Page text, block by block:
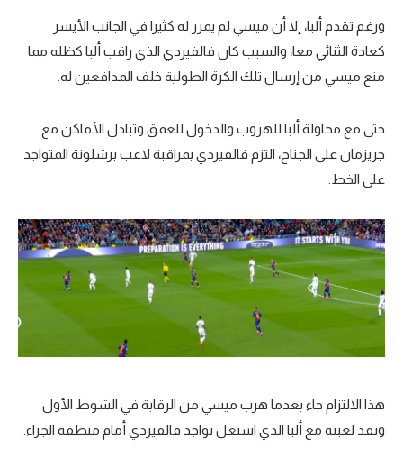
ورغم تقدم ألبا، إلا أن ميسي لم يمرر له كثيرا في الجانب الأيسر
كعادة الثنائي معا، والسبب كان فالفيردي الذي راقب ألبا كظله مما
منع ميسي من إرسال تلك الكرة الطولية خلف المدافعين له.
حتى مع محاولة ألبا للهروب والدخول للعمق وتبادل الأماكن مع
جريزمان على الجناح، التزم فالفيردي بمراقبة لاعب برشلونة المتواجد
على الخط.
هذا الالتزام جاء بعدما هرب ميسي من الرقابة في الشوط الأول
ونفذ لعبته مع ألبا الذي استغل تواجد فالفيردي أمام منطقة الجزاء.